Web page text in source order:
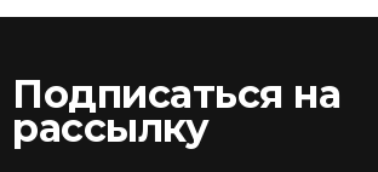
Подписаться на
рассылку